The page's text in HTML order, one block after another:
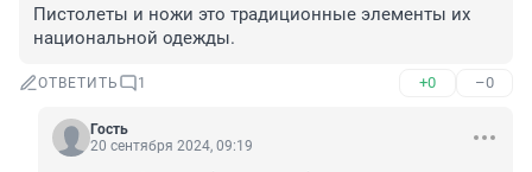
Пистолеты и ножи это традиционные элементы их
национальной одежды.
ОТВЕТИТЬ 1 +0 –0
Гость
20 сентября 2024, 09:19